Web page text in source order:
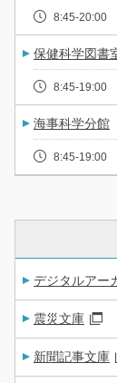
8:45-20:00
保健科学図書
8:45-19:00
海事科学分館
8:45-19:00
デジタルアー
震災文庫
新聞記事文庫